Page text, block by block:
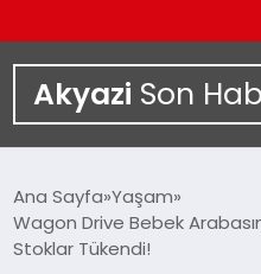
Akyazi Son
SIYASET
Ana Sayfa Yaşam
Wagon Drive Bebek
Stoklar Tükendi!